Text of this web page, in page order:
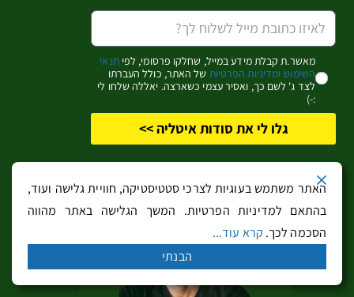
לאורבטלו היפה, שפע עצום של אפשרויות טיול, נופש ולינה
שהם בגדר סוד כמעט כמוס של האיטלקים עצמם. מרחב
הנופש הדרום טוסקני כולל כמה מחוויות הספא והבטן-גב הכי
כייפיות שיש, מהמעיינות התרמיים של סטורניה ועד החופים
עוצרי הנשימה של מונטה-ארג'נטאריו. פורטו ארקולה היא יעד
הנופש המוביל בדרום טוסקנה אבל אפשר ללון גם בעיירות
לרשימה של 5 מלונות מושלמים לטיול במרמה ודרום
טוסקנה, הקליקו כאן…
זמן הנסיעה מנמל התעופה הקרוב לפורטו ארקולה ונוחות
הנסיעה– זמן הנסיעה מפורטו ארקולה לנמל התעופה
האתר משתמש בעוגיות לצרכי סטטיסטיקה, חוויית גלישה ועוד,
בהתאם למדיניות הפרטיות. המשך הגלישה באתר מהווה
הסכמה לכך. קרא עוד...
הבנתי
מאשר.ת קבלת מידע במייל, שחלקו פרסומי, לפיתנאי
השימוש ומדיניות הפרטיות של האתר, כולל העברתו
לצד ג' לשם כך, ואסיר עצמי כשארצה. יאללה שלחו לי
:-)
גלו לי את סודות איטליה >>